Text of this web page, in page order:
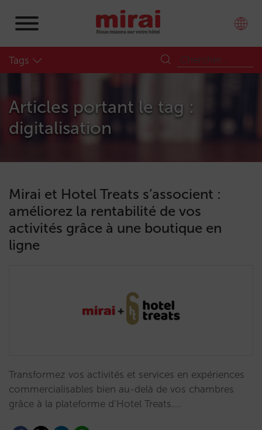
Tags
Articles portant le tag :
digitalisation
Mirai et Hotel Treats s’associent :
améliorez la rentabilité de vos
activités grâce à une boutique en
ligne
Transformez vos activités et services en expériences
commercialisables bien au-delà de vos chambres
grâce à la plateforme d’Hotel Treats.…